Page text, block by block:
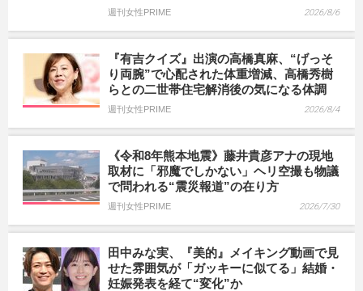
週刊女性PRIME 2026/8/6
『有吉クイズ』出演の高橋真麻、“げっそ
り両腕”で心配された体重増減、高橋秀樹
らとの二世帯住宅解消後の気になる体調
週刊女性PRIME 2026/8/4
《令和8年熊本地震》藤井貴彦アナの現地
取材に「邪魔でしかない」ヘリ空撮も物議
で問われる“震災報道”の在り方
週刊女性PRIME 2026/7/30
田中みな実、『美的』メイキング動画で見
せた雰囲気が「ガッキーに似てる」結婚・
妊娠発表を経て“変化”か